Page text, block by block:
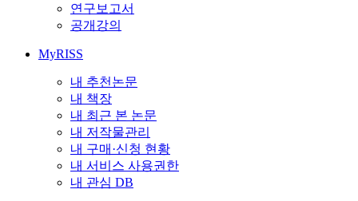
연구보고서
공개강의
MyRISS
내 추천논문
내 책장
내 최근 본 논문
내 저작물관리
내 구매·신청 현황
내 서비스 사용권한
내 관심 DB